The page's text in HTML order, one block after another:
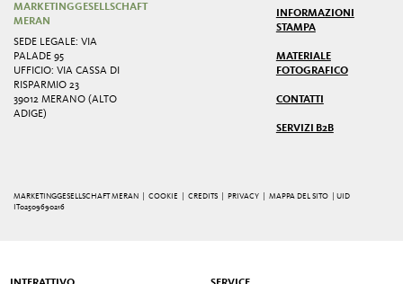
MARKETINGGESELLSCHAFT
MERAN
SEDE LEGALE: VIA
PALADE 95
UFFICIO: VIA CASSA DI
RISPARMIO 23
39012 MERANO (ALTO
ADIGE)
INFORMAZIONI
STAMPA
MATERIALE
FOTOGRAFICO
CONTATTI
SERVIZI B2B
MARKETINGGESELLSCHAFT MERAN | COOKIE |CREDITS PRIVACY |MAPPA DEL SITO
| UID
IT02509690216